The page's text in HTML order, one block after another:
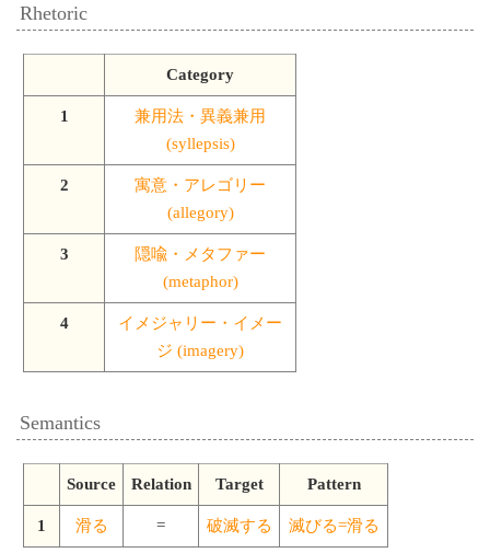
Rhetoric
Category
1
兼用法・異義兼用
(syllepsis)
2
寓意・アレゴリー
(allegory)
3
隠喩・メタファー
(metaphor)
4
イメジャリー・イメー
ジ (imagery)
Semantics
Source Relation Target Pattern
1 滑る = 破滅する 滅びる=滑る